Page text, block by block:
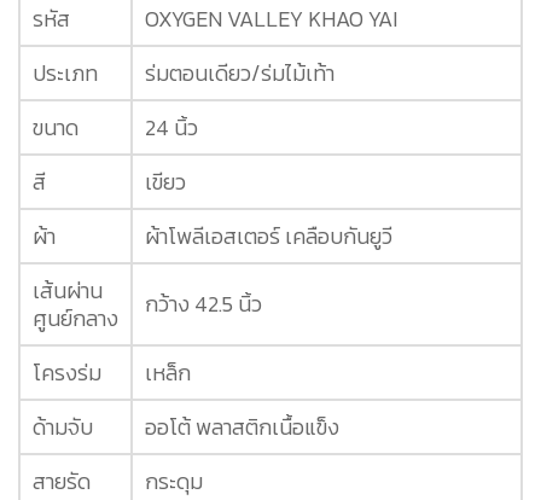
รหัส
OXYGEN VALLEY KHAO YAI
ประเภท
ร่มตอนเดียว/ร่มไม้เท้า
ขนาด
24 นิ้ว
สี
เขียว
ผ้า
ผ้าโพลีเอสเตอร์ เคลือบกันยูวี
เส้นผ่าน
ศูนย์กลาง
กว้าง 42.5 นิ้ว
โครงร่ม
เหล็ก
ด้ามจับ
ออโต้ พลาสติกเนื้อแข็ง
สายรัด
กระดุม